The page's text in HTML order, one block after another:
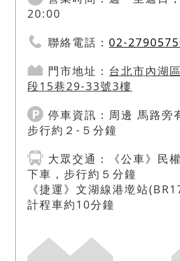
20:00
聯絡電話：02-
門市地址： 台北市內湖區
段15巷29-33號3樓
停車資訊： 周邊 馬路旁
步行約２-５分鐘
大眾交通 ：
《公車》民
下車，步行約５分鐘
《捷運》文湖線港墘站
計程車約10分鐘